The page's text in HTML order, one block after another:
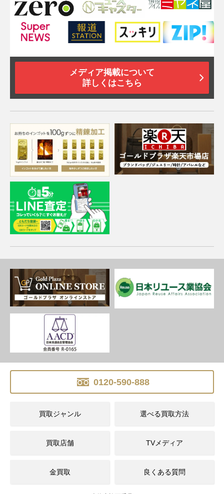
メディア掲載について
詳しくはこちら
0120-590-888
買取ジャンル 選べる買取方法
買取店舗 TVメディア
金買取 良くある質問